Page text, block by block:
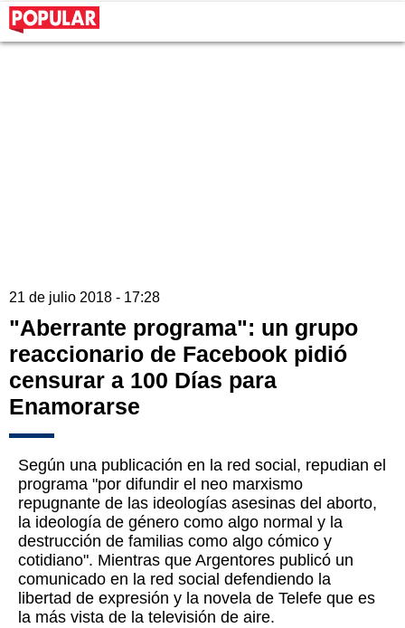
21 de julio 2018 - 17:28
"Aberrante programa": un grupo
reaccionario de Facebook pidió
censurar a 100 Días para
Enamorarse
Según una publicación en la red social, repudian el
programa "por difundir el neo marxismo
repugnante de las ideologías asesinas del aborto,
la ideología de género como algo normal y la
destrucción de familias como algo cómico y
cotidiano". Mientras que Argentores publicó un
comunicado en la red social defendiendo la
libertad de expresión y la novela de Telefe que es
la más vista de la televisión de aire.